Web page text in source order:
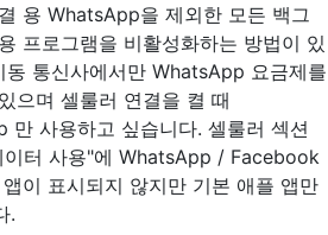
용 WhatsApp을 제외한 모든 백그
프로그램을 비활성화하는 방법이 있
동 통신사에서만 WhatsApp 요금제를
으며 셀룰러 연결을 켤 때
만 사용하고 싶습니다. 셀룰러 섹션
이터 사용"에 WhatsApp / Facebook
이 표시되지 않지만 기본 애플 앱만
.